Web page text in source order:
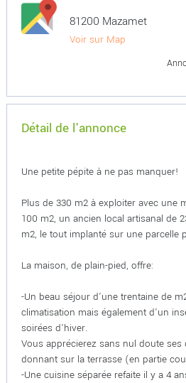
81200 Mazamet
Voir sur Map
Détail de l'annonce
Une petite pépite à ne pas manquer!
Plus de 330 m2 à exploiter avec une
100 m2, un ancien local artisanal de
m2, le tout implanté sur une parcelle
La maison, de plain-pied, offre:
-Un beau séjour d'une trentaine de
climatisation mais également d'un
soirées d'hiver.
Vous apprécierez sans nul doute ses
donnant sur la terrasse (en partie
-Une cuisine séparée refaite il y a 4